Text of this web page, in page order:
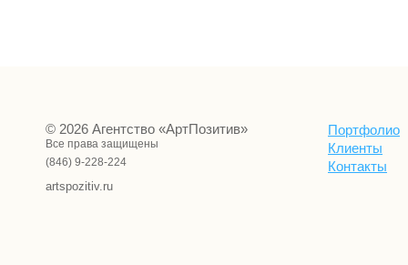
© 2026 Агентство «АртПозитив»
Все права защищены
(846) 9-228-224
artspozitiv.ru
Портфолио
Клиенты
Контакты